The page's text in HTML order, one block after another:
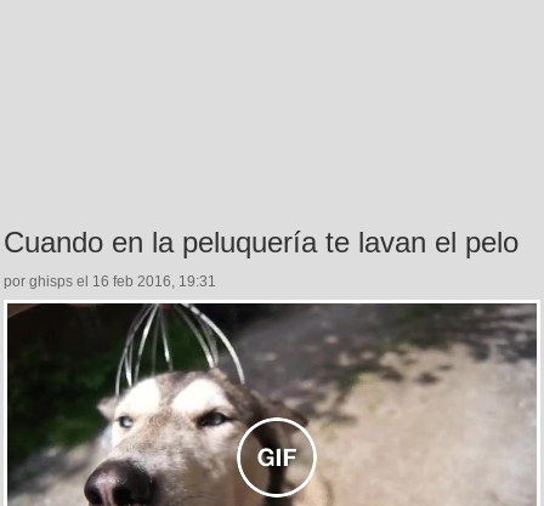
Cuando en la peluquería te lavan el pelo
por ghisps el 16 feb 2016, 19:31